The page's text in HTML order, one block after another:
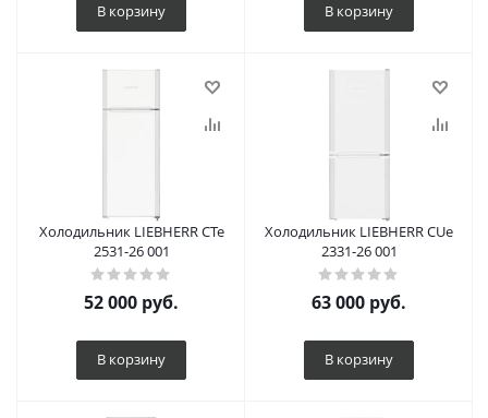
В корзину В корзину
Холодильник LIEBHERR CTe
2531-26 001
52 000 руб.
В корзину
Холодильник LIEBHERR CUe
2331-26 001
63 000 руб.
В корзину